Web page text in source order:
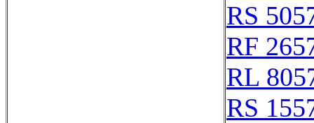
RS
RF
RL
RS